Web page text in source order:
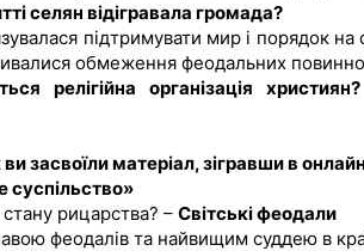
селян відігравала громада?
підтримувати мир і порядок
обмеження феодальних
релігійна організація
засвоїли матеріал, зігравши в
суспільство»
рицарства? – Світські феодали
феодалів та найвищим суддею в